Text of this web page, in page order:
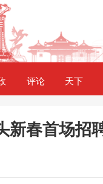
评论 天下
新春首场招